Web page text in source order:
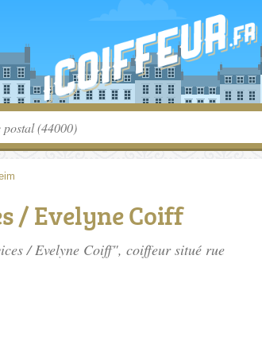
/ Evelyne Coiff
/ Evelyne Coiff", coiffeur situé rue